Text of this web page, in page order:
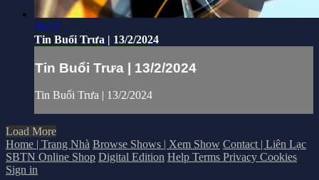
16:57
Tin Buổi Trưa | 13/2/2024
Tin Buổi Trưa | 13/2/2024
Tin Buổi Trưa | 13/2/2024
Load More
Home | Trang Nhà Browse Shows | Xem Show Contact | Liên Lạc
SBTN Online Shop Digital Edition Help Terms Privacy Cookies
Sign in